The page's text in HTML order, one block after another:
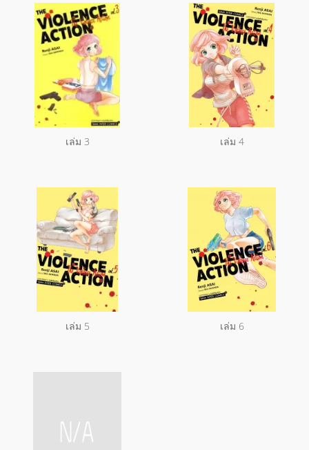
เล่ม 3 เล่ม 4
เล่ม 5 เล่ม 6